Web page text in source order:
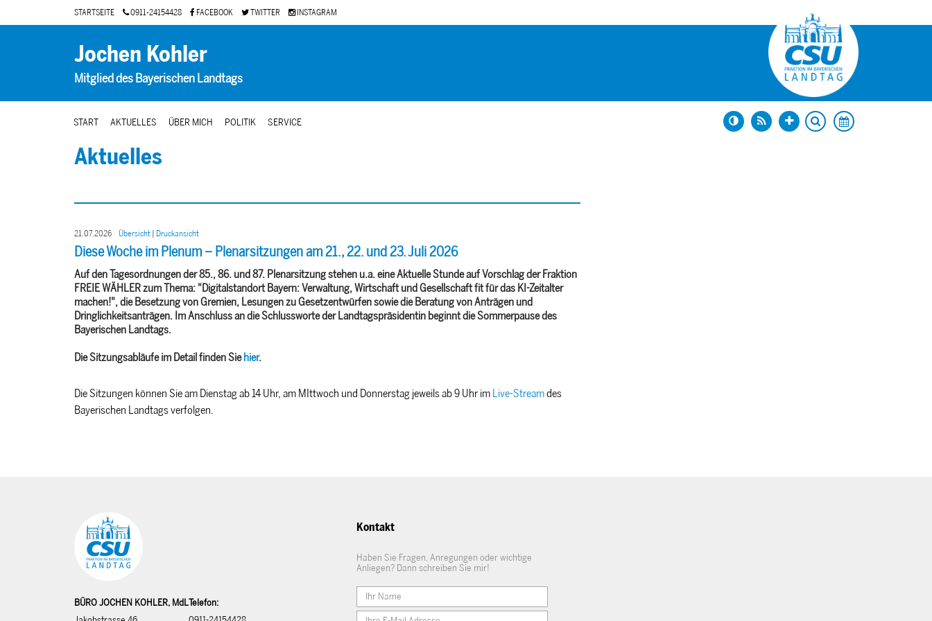
STARTSEITE 0911-24154428 FACEBOOK TWITTER INSTAGRAM
Jochen Kohler
Mitglied des Bayerischen Landtags
START AKTUELLES ÜBER MICH POLITIK SERVICE
Aktuelles
21.07.2026 Übersicht Druckansicht
Diese Woche im Plenum – Plenarsitzungen am 21., 22. und 23. Juli 2026
Auf den Tagesordnungen der 85., 86. und 87. Plenarsitzung stehen u.a. eine Aktuelle Stunde auf Vorschlag der Fraktion
FREIE WÄHLER zum Thema: "Digitalstandort Bayern: Verwaltung, Wirtschaft und Gesellschaft fit für das KI-Zeitalter
machen!", die Besetzung von Gremien, Lesungen zu Gesetzentwürfen sowie die Beratung von Anträgen und
Dringlichkeitsanträgen. Im Anschluss an die Schlussworte der Landtagspräsidentin beginnt die Sommerpause des
Bayerischen Landtags.
Die Sitzungsabläufe im Detail finden Siehier.
Die Sitzungen können Sie am Dienstag ab 14 Uhr, am MIttwoch und Donnerstag jeweils ab 9 Uhr im Live-Streamdes
Bayerischen Landtags verfolgen.
BÜRO JOCHEN KOHLER, MdLTelefon:
Kontakt
Haben Sie Fragen, Anregungen oder wichtige
Anliegen? Dann schreiben Sie mir!